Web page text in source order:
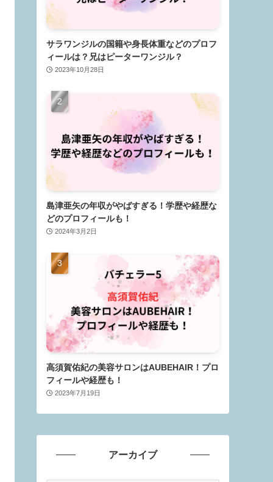
サラワンジルの国籍や身長体重などのプロフ
ィールは？兄はピーターワンジル？
2023年10月28日
島津亜矢の年収がやばすぎる！学歴や経歴な
どのプロフィールも！
2024年3月2日
高須賀佑紀の美容サロンはAUBEHAIR！プロ
フィールや経歴も！
2023年7月19日
アーカイブ